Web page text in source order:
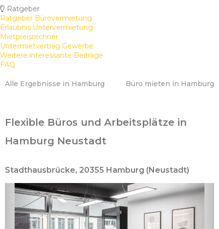
Ratgeber
Ratgeber Bürovermietung
Erlaubnis Untervermietung
Mietpreisrechner
Untermietvertrag Gewerbe
Weitere interessante Beiträge
FAQ
Alle Ergebnisse in Hamburg Büro mieten in Hamburg
Flexible Büros und Arbeitsplätze in
Hamburg Neustadt
Stadthausbrücke, 20355 Hamburg (Neustadt)